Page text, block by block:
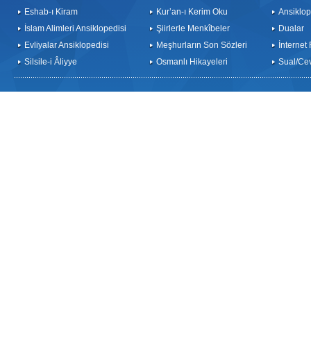
Eshab-ı Kiram
İslam Alimleri Ansiklopedisi
Evliyalar Ansiklopedisi
Silsile-i Âliyye
Kur’an-ı Kerim Oku
Şiirlerle Menkîbeler
Meşhurların Son Sözleri
Osmanlı Hikayeleri
Dualar
İnternet
Sual/